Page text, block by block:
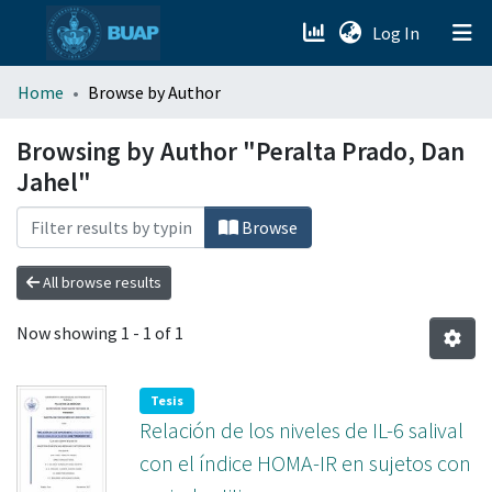
Log In (current)
menu.section.about_menu
All of DSpace
Home Browse by Author
Browsing by Author "Peralta Prado, Dan
Jahel"
Browse
All browse results
Now showing 1 - 1 of 1
Tesis
Relación de los niveles de IL-6 salival
con el índice HOMA-IR en sujetos con